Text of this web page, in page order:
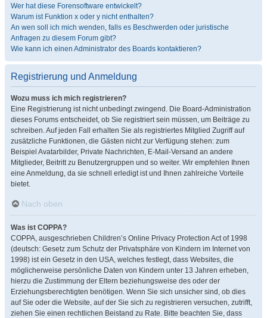
Wer hat diese Forensoftware entwickelt?
Warum ist Funktion x oder y nicht enthalten?
An wen soll ich mich wenden, falls es Beschwerden oder juristische
Anfragen zu diesem Forum gibt?
Wie kann ich einen Administrator des Boards kontaktieren?
Registrierung und Anmeldung
Wozu muss ich mich registrieren?
Eine Registrierung ist nicht unbedingt zwingend. Die Board-Administration
dieses Forums entscheidet, ob Sie registriert sein müssen, um Beiträge zu
schreiben. Auf jeden Fall erhalten Sie als registriertes Mitglied Zugriff auf
zusätzliche Funktionen, die Gästen nicht zur Verfügung stehen: zum
Beispiel Avatarbilder, Private Nachrichten, E-Mail-Versand an andere
Mitglieder, Beitritt zu Benutzergruppen und so weiter. Wir empfehlen Ihnen
eine Anmeldung, da sie schnell erledigt ist und Ihnen zahlreiche Vorteile
bietet.
Nach oben
Was ist COPPA?
COPPA, ausgeschrieben Children’s Online Privacy Protection Act of 1998
(deutsch: Gesetz zum Schutz der Privatsphäre von Kindern im Internet von
1998) ist ein Gesetz in den USA, welches festlegt, dass Websites, die
möglicherweise persönliche Daten von Kindern unter 13 Jahren erheben,
hierzu die Zustimmung der Eltern beziehungsweise des oder der
Erziehungsberechtigten benötigen. Wenn Sie sich unsicher sind, ob dies
auf Sie oder die Website, auf der Sie sich zu registrieren versuchen, zutrifft,
ziehen Sie einen rechtlichen Beistand zu Rate. Bitte beachten Sie, dass